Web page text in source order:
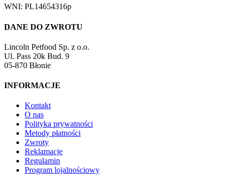
WNI: PL14654316p
DANE DO ZWROTU
Lincoln Petfood Sp. z o.o.
Ul. Pass 20k Bud. 9
05-870 Błonie
INFORMACJE
Kontakt
O nas
Polityka prywatności
Metody płatności
Zwroty
Reklamacje
Regulamin
Program lojalnościowy